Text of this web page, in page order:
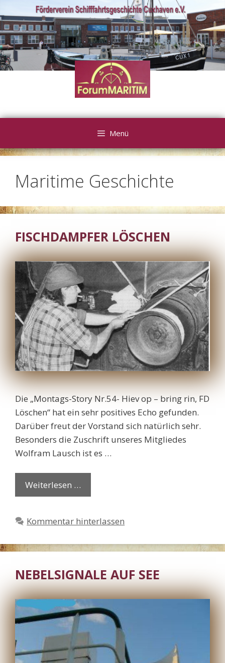
Inhalt
springen
Menü
Maritime Geschichte
FISCHDAMPFER LÖSCHEN
Die „Montags-Story Nr.54- Hiev op – bring rin, FD
Löschen“ hat ein sehr positives Echo gefunden.
Darüber freut der Vorstand sich natürlich sehr.
Besonders die Zuschrift unseres Mitgliedes
Wolfram Lausch ist es …
Weiterlesen …
Kommentar hinterlassen
NEBELSIGNALE AUF SEE